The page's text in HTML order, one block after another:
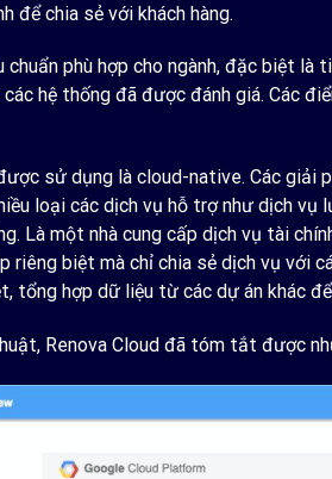
để chia sẻ với khách hàng.
phù hợp cho ngành, đặc biệt
hệ thống đã được đánh giá. Các
sử dụng là cloud-native. Các
loại các dịch vụ hỗ trợ như dịch
Là một nhà cung cấp dịch vụ tài
biệt mà chỉ chia sẻ dịch vụ với
tổng hợp dữ liệu từ các dự án khác
Renova Cloud đã tóm tắt được